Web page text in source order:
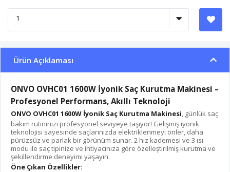
Ürün Açıklaması
ONVO OVHC01 1600W İyonik Saç Kurutma Makinesi –
Profesyonel Performans, Akıllı Teknoloji
ONVO OVHC01 1600W İyonik Saç Kurutma Makinesi , günlük saç
bakım rutininizi profesyonel seviyeye taşıyor! Gelişmiş iyonik
teknolojisi sayesinde saçlarınızda elektriklenmeyi önler, daha
pürüzsüz ve parlak bir görünüm sunar. 2 hız kademesi ve 3 ısı
modu ile saç tipinize ve ihtiyacınıza göre özelleştirilmiş kurutma ve
şekillendirme deneyimi yaşayın.
Öne Çıkan Özellikler: